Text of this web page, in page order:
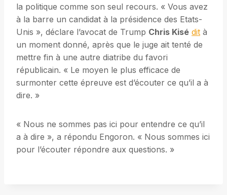
la politique comme son seul recours. « Vous avez
à la barre un candidat à la présidence des Etats-
Unis », déclare l’avocat de Trump Chris Kisé dit à
un moment donné, après que le juge ait tenté de
mettre fin à une autre diatribe du favori
républicain. « Le moyen le plus efficace de
surmonter cette épreuve est d’écouter ce qu’il a à
dire. »
« Nous ne sommes pas ici pour entendre ce qu’il
a à dire », a répondu Engoron. « Nous sommes ici
pour l’écouter répondre aux questions. »